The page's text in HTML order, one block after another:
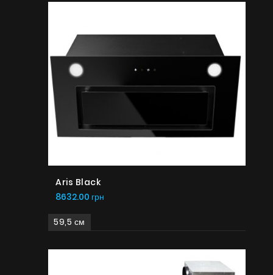
Aris Black
8632.00 грн
59,5 см